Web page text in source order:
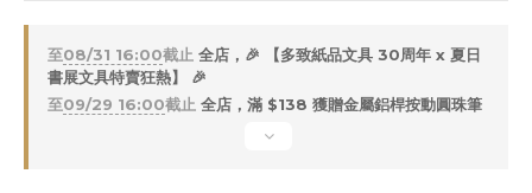
至08/31 16:00截止 全店，🎉 【多致紙品文具 30周年 x 夏日
書展文具特賣狂熱】 🎉
至09/29 16:00截止 全店，滿 $138 獲贈金屬鋁桿按動圓珠筆